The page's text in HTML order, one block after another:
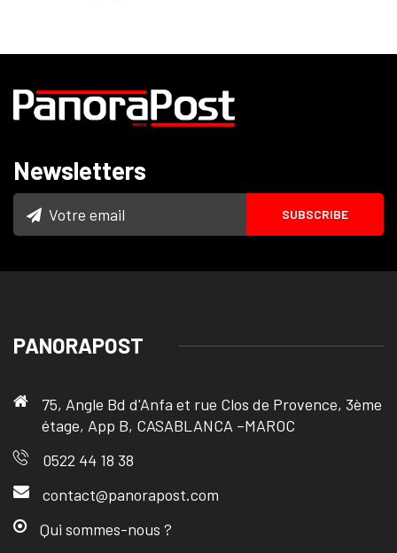
Newsletters
PANORAPOST
75, Angle Bd d'Anfa et rue Clos de Provence, 3ème
étage, App B, CASABLANCA –MAROC
0522 44 18 38
contact@panorapost.com
Qui sommes-nous ?